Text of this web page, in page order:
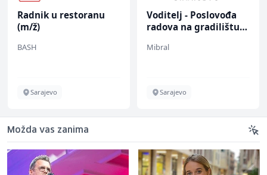
Radnik u restoranu
(m/ž)
BASH
Sarajevo
Voditelj - Poslovođa
radova na gradilištu
Mibral
Sarajevo
Možda vas zanima